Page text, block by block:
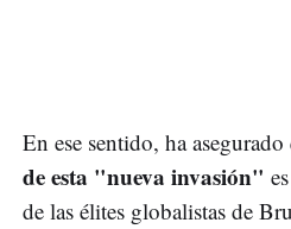
En ese sentido, ha
de esta "nueva invasión"
de las élites globalistas de